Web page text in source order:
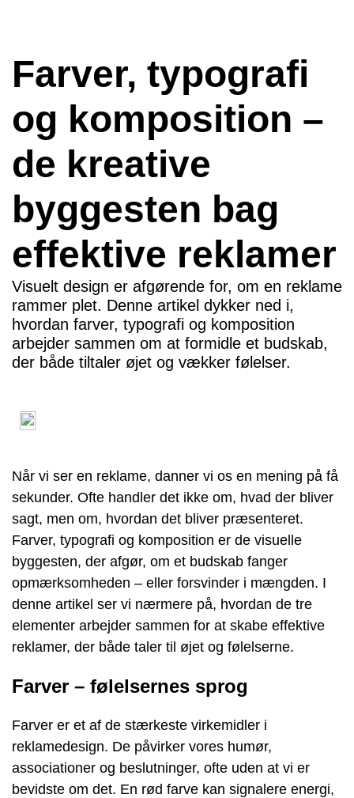
Farver, typografi
og komposition –
de kreative
byggesten bag
effektive reklamer
Visuelt design er afgørende for, om en reklame
rammer plet. Denne artikel dykker ned i,
hvordan farver, typografi og komposition
arbejder sammen om at formidle et budskab,
der både tiltaler øjet og vækker følelser.
Når vi ser en reklame, danner vi os en mening på få
sekunder. Ofte handler det ikke om, hvad der bliver
sagt, men om, hvordan det bliver præsenteret.
Farver, typografi og komposition er de visuelle
byggesten, der afgør, om et budskab fanger
opmærksomheden – eller forsvinder i mængden. I
denne artikel ser vi nærmere på, hvordan de tre
elementer arbejder sammen for at skabe effektive
reklamer, der både taler til øjet og følelserne.
Farver – følelsernes sprog
Farver er et af de stærkeste virkemidler i
reklamedesign. De påvirker vores humør,
associationer og beslutninger, ofte uden at vi er
bevidste om det. En rød farve kan signalere energi,